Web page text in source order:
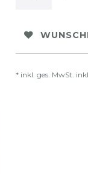
* inkl. ges. MwSt.